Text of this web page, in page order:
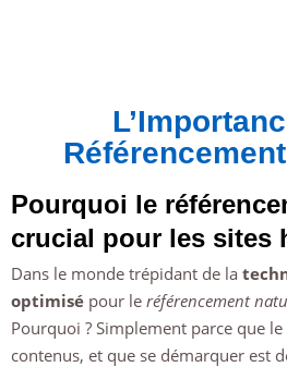
Pourquoi le
crucial pour les sites
Dans le monde trépidant de la
optimisé pour le référencement
Pourquoi ? Simplement parce que
contenus, et que se démarquer est